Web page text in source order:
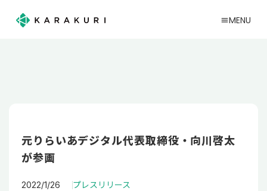
menuMENU
元りらいあデジタル代表取締役・向川啓太
が参画
プレスリリース
2022/1/26